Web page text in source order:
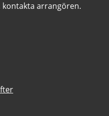
arrangören.